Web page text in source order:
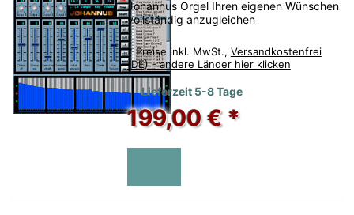
Johannus Orgel Ihren eigenen Wünschen
vollständig anzugleichen
* Preise inkl. MwSt., Versandkostenfrei
(DE) - andere Länder hier klicken
Lieferzeit 5-8 Tage
199,00 € *